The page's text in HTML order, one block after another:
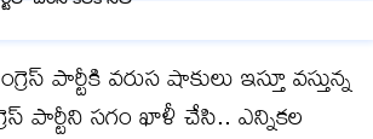
పార్టీకి వరుస షాకులు ఇస్తూ వస్తున్న
పార్టీని సగం ఖాళీ చేసి.. ఎన్నికల